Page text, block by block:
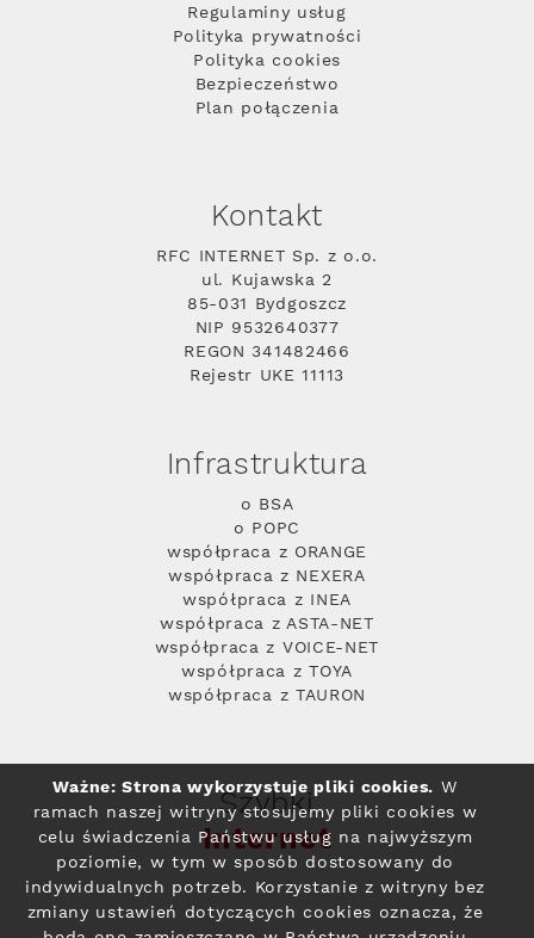
Regulaminy usług
Polityka prywatności
Polityka cookies
Bezpieczeństwo
Plan połączenia
Kontakt
RFC INTERNET Sp. z o.o.
ul. Kujawska 2
85-031 Bydgoszcz
NIP 9532640377
REGON 341482466
Rejestr UKE 11113
Infrastruktura
o BSA
o POPC
współpraca z ORANGE
współpraca z NEXERA
współpraca z INEA
współpraca z ASTA-NET
współpraca z VOICE-NET
współpraca z TOYA
współpraca z TAURON
Szybki
Internet
Ważne: Strona wykorzystuje pliki cookies. W
ramach naszej witryny stosujemy pliki cookies w
celu świadczenia Państwu usług na najwyższym
poziomie, w tym w sposób dostosowany do
indywidualnych potrzeb. Korzystanie z witryny bez
zmiany ustawień dotyczących cookies oznacza, że